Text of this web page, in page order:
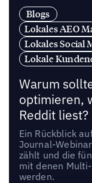
Blogs
Lokales AEO
Lokales Social
Lokale
Warum
optimieren,
Reddit liest?
Ein Rückblick
Journal-
zählt und die
mit denen
werden.